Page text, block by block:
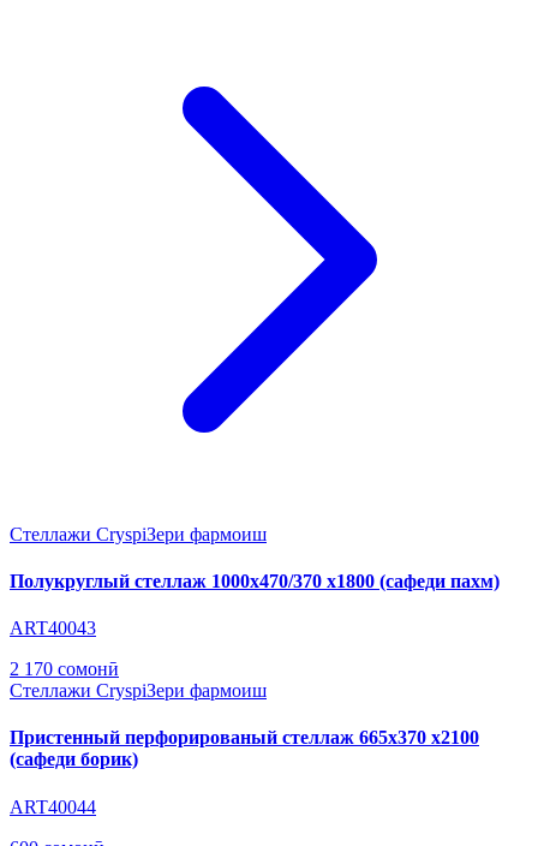
Стеллажи CryspiЗери фармоиш
Полукруглый стеллаж 1000х470/370 х1800 (сафеди пахм)
ART40043
2 170 сомонӣ
Стеллажи CryspiЗери фармоиш
Пристенный перфорированый стеллаж 665х370 х2100
(сафеди борик)
ART40044